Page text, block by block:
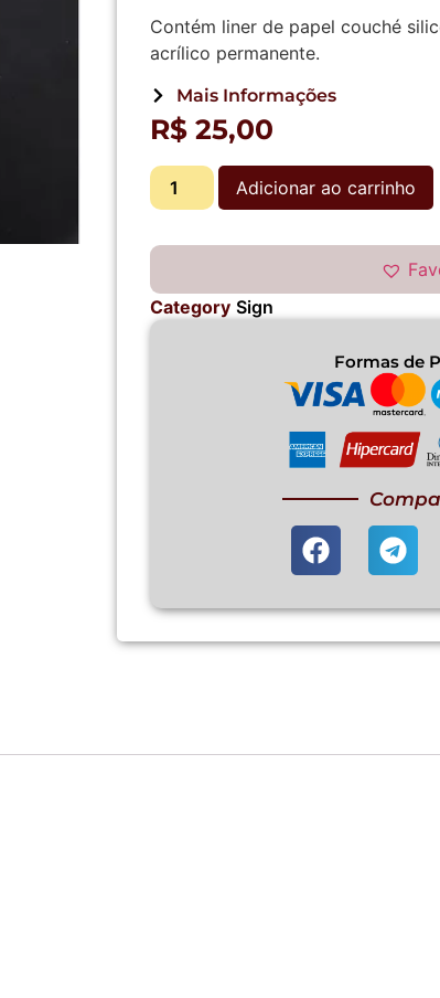
Contém liner de papel couché
acrílico permanente.
Mais Informações
R$ 25,00
Adicionar ao carrinho
Category Sign
Formas de